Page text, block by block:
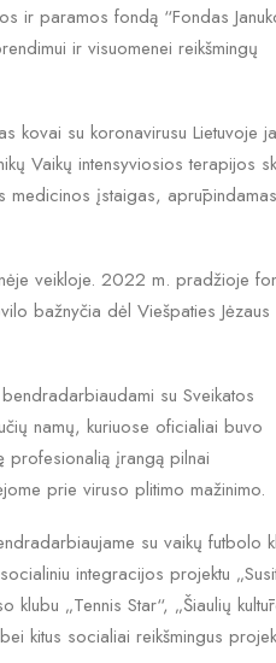
ir paramos fondą “Fondas
ir visuomenei reikšmingų
kovai su koronavirusu Lietuvoje
Vaikų intensyviosios terapijos
medicinos įstaigas, aprūpindamas
veikloje. 2022 m. pradžioje
bažnyčia dėl Viešpaties Jėzaus
su Sveikatos
namų, kuriuose oficialiai buvo
profesionalią įrangą pilnai
prie viruso plitimo mažinimo.
su vaikų futbolo
integracijos projektu
„Tennis Star“, „Šiaulių
kitus socialiai reikšmingus